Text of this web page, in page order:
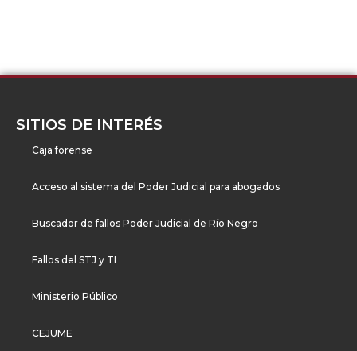
SITIOS DE INTERÉS
Caja forense
Acceso al sistema del Poder Judicial para abogados
Buscador de fallos Poder Judicial de Río Negro
Fallos del STJ y TI
Ministerio Público
CEJUME